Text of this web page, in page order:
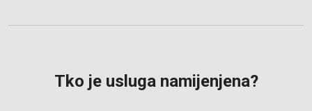
Tko je usluga namijenjena?